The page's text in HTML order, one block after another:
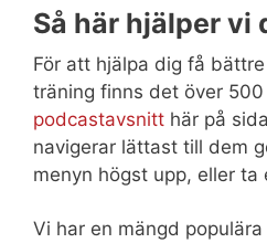
Så här hjälper vi
För att hjälpa dig få
träning finns det över
podcastavsnitt här på
navigerar lättast till dem
menyn högst upp, eller ta
Vi har en mängd populära